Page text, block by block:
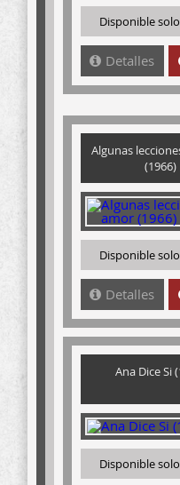
Disponible
Detalles
Algunas
(1966)
Disponible
Detalles
Ana Dice Si
Disponible